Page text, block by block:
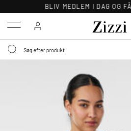
BLIV MEDLEM I DAG OG
Menu